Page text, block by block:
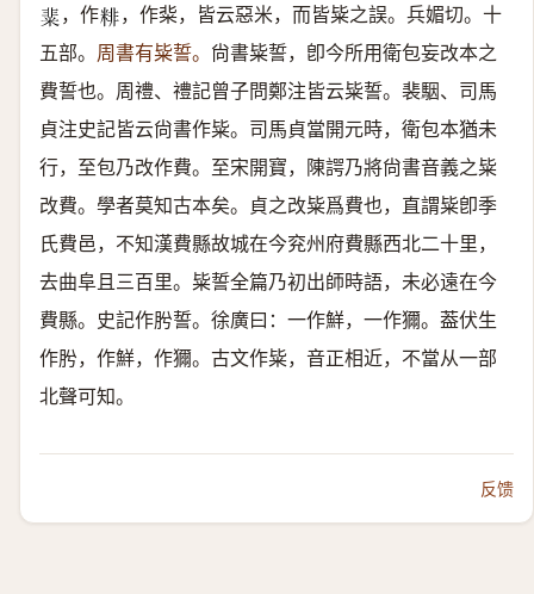
𥺟 ，作𥺘 ，作䉾，皆云惡米，而皆粊之誤。兵媚切。十
五部。 周書有粊誓。 尙書粊誓，卽今所用衛包妄改本之
費誓也。周禮、禮記曾子問鄭注皆云粊誓。裴駰、司馬
貞注史記皆云尙書作粊。司馬貞當開元時，衛包本猶未
行，至包乃改作費。至宋開寶，陳諤乃將尙書音義之粊
改費。學者莫知古本矣。貞之改粊爲費也，直謂粊卽季
氏費邑，不知漢費縣故城在今兖州府費縣西北二十里，
去曲阜且三百里。粊誓全篇乃初出師時語，未必遠在今
費縣。史記作肹誓。徐廣曰：一作鮮，一作獮。葢伏生
作肹，作鮮，作獮。古文作粊，音正相近，不當从一部
北聲可知。
反馈